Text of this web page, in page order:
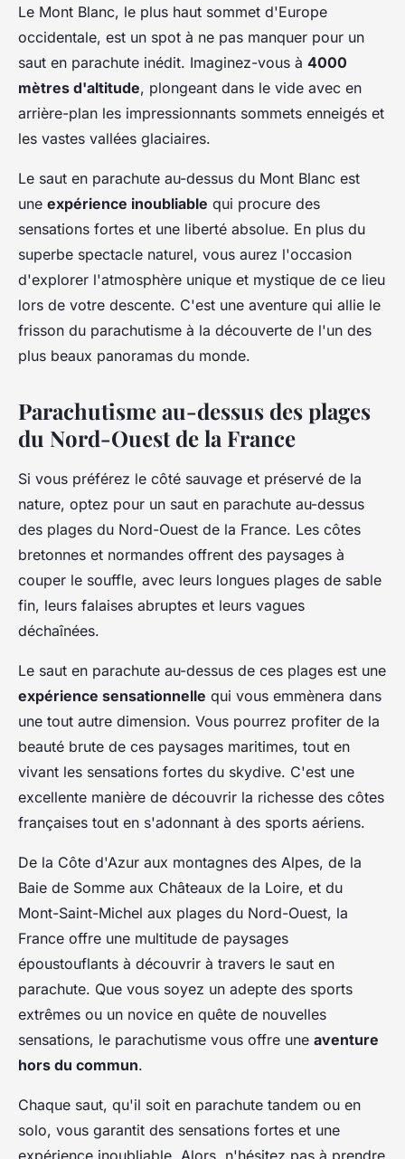
Le Mont Blanc, le plus haut sommet d'Europe
occidentale, est un spot à ne pas manquer pour un
saut en parachute inédit. Imaginez-vous à 4000
mètres d'altitude, plongeant dans le vide avec en
arrière-plan les impressionnants sommets enneigés et
les vastes vallées glaciaires.
Le saut en parachute au-dessus du Mont Blanc est
une expérience inoubliable qui procure des
sensations fortes et une liberté absolue. En plus du
superbe spectacle naturel, vous aurez l'occasion
d'explorer l'atmosphère unique et mystique de ce lieu
lors de votre descente. C'est une aventure qui allie le
frisson du parachutisme à la découverte de l'un des
plus beaux panoramas du monde.
Parachutisme au-dessus des plages
du Nord-Ouest de la France
Si vous préférez le côté sauvage et préservé de la
nature, optez pour un saut en parachute au-dessus
des plages du Nord-Ouest de la France. Les côtes
bretonnes et normandes offrent des paysages à
couper le souffle, avec leurs longues plages de sable
fin, leurs falaises abruptes et leurs vagues
déchaînées.
Le saut en parachute au-dessus de ces plages est une
expérience sensationnelle qui vous emmènera dans
une tout autre dimension. Vous pourrez profiter de la
beauté brute de ces paysages maritimes, tout en
vivant les sensations fortes du skydive. C'est une
excellente manière de découvrir la richesse des côtes
françaises tout en s'adonnant à des sports aériens.
De la Côte d'Azur aux montagnes des Alpes, de la
Baie de Somme aux Châteaux de la Loire, et du
Mont-Saint-Michel aux plages du Nord-Ouest, la
France offre une multitude de paysages
époustouflants à découvrir à travers le saut en
parachute. Que vous soyez un adepte des sports
extrêmes ou un novice en quête de nouvelles
sensations, le parachutisme vous offre une aventure
hors du commun.
Chaque saut, qu'il soit en parachute tandem ou en
solo, vous garantit des sensations fortes et une